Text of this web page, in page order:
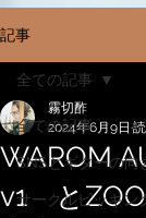
記事
全ての記事
SNSとギターの向
サークルピッキン
全ての記事
WAROM
v1 と
霧切酢
2024年6月9日